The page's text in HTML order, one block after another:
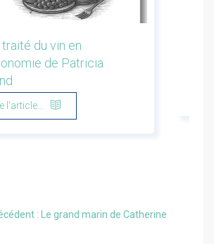
du vin en
de Patricia
l'article...
: Le grand marin de Catherine